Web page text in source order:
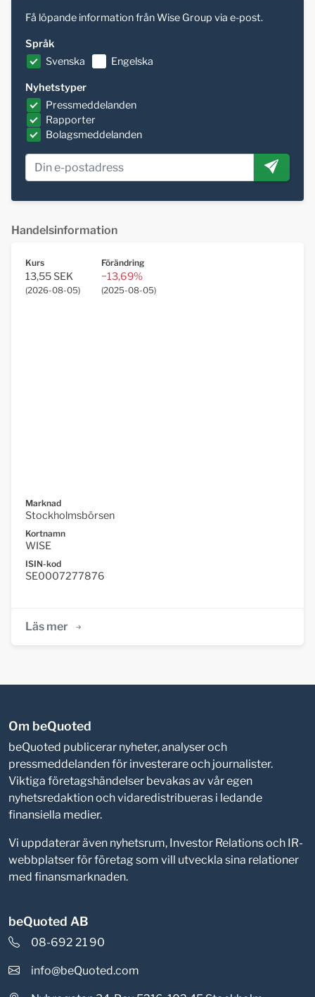
Få löpande information från Wise Group via e-post.
Språk
Svenska
Engelska
Nyhetstyper
Pressmeddelanden
Rapporter
Bolagsmeddelanden
Handelsinformation
Kurs
13,55 SEK
(2026-08-05)
Förändring
−13,69%
(2025-08-05)
Marknad
Stockholmsbörsen
Kortnamn
WISE
ISIN-kod
SE0007277876
Läs mer
Om beQuoted
beQuoted publicerar nyheter, analyser och
pressmeddelanden för investerare och journalister.
Viktiga företagshändelser bevakas av vår egen
nyhetsredaktion och vidaredistribueras i ledande
finansiella medier.
Vi uppdaterar även nyhetsrum, Investor Relations och IR-
webbplatser för företag som vill utveckla sina relationer
med finansmarknaden.
beQuoted AB
08-692 21 90
info@beQuoted.com